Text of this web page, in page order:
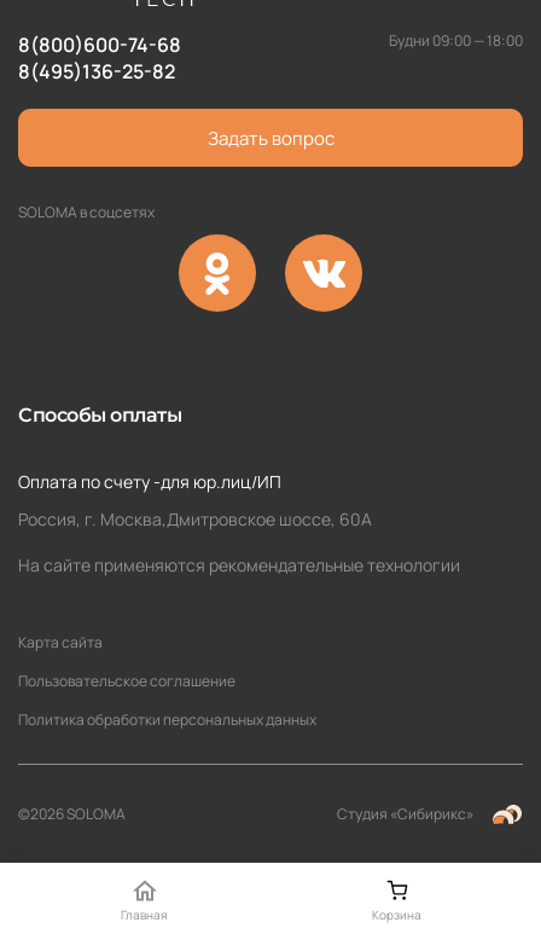
Главная Корзина
8(800)600-74-68
8(495)136-25-82
Будни 09:00 — 18:00
Задать вопрос
SOLOMA в соцсетях
Способы оплаты
Оплата по счету -для юр.лиц/ИП
Россия, г. Москва,Дмитровское шоссе, 60А
На сайте применяются рекомендательные технологии
©2026 SOLOMA
Карта сайта
Политика обработки персональных данных
Пользовательское соглашение
Студия «Сибирикс»